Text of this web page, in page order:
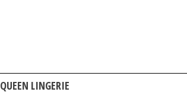
QUEEN LINGERIE